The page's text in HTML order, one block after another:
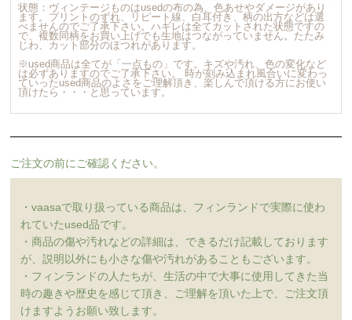
状態：ヴィンテージものはusedの布の為、色あせやダメージがあり
ます。プリントのずれ、リピート線、白耳付き、柄の出方などは選
べませんのでご了承下さい。ハギレは全てカットされた状態ですの
で、複数同柄をお買い上げでも生地はつながっていません。たたみ
じわ、カット部分のほつれがあります。
※used商品は全てが「一点もの」です。キズや汚れ、色の変化など
は必ずありますのでご了承下さい。 時が刻み込まれ風合いに変わっ
ていったused商品のよさをご理解頂き、楽しんで頂ける方にお使い
頂けたら・・・と思っています。
ご注文の前にご確認ください。
・vaasaで取り扱っている商品は、フィンランドで実際に使わ
れていたused品です。
・商品の傷や汚れなどの詳細は、できるだけ記載しております
が、説明以外にも小さな傷や汚れがあることもございます。
・フィンランドの人たちが、生活の中で大事に使用してきた当
時の趣きや歴史を感じて頂き、ご理解を頂いた上で、ご注文頂
けますようお願い致します。